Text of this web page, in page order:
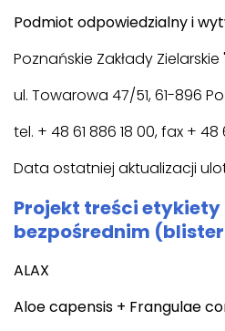
Podmiot odpowiedzialny i
Poznańskie Zakłady Zielarskie
ul. Towarowa 47/51, 61-896
tel. + 48 61 886 18 00, fax + 48
Data ostatniej aktualizacji
Projekt treści
bezpośrednim
ALAX
Aloe capensis + Frangulae